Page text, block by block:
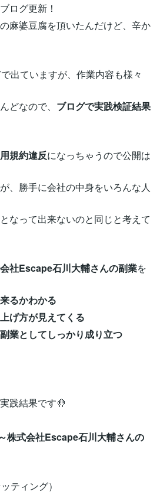
ログ更新！
麻婆豆腐を頂いたんだけど、辛か
出ていますが、作業内容も様々
どなので、 ブログで実践検証結果
規約違反になっちゃうので公開は
、勝手に会社の中身をいろんな人
なって出来ないのと同じと考えて
社Escape石川大輔さんの副業を
るかわかる
げ方が見えてくる
業としてしっかり成り立つ
践結果です🤚
株式会社Escape石川大輔さんの
ティング）